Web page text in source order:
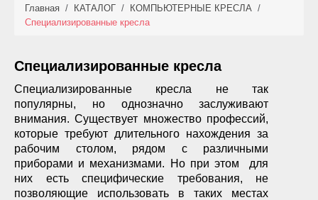
КАТАЛОГ
ФОТО РАБОТ
УСЛУГИ
ОПЛАТА
Главная / КАТАЛОГ / КОМПЬЮТЕРНЫЕ КРЕСЛА /
Специализированные кресла
Специализированные кресла
Специализированные кресла не так
популярны, но однозначно заслуживают
внимания. Существует множество профессий,
которые требуют длительного нахождения за
рабочим столом, рядом с различными
приборами и механизмами. Но при этом для
них есть специфические требования, не
позволяющие использовать в таких местах